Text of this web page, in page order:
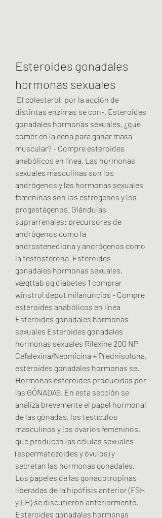
Esteroides gonadales
hormonas sexuales
distintas enzimas se con-. Esteroides
gonadales hormonas sexuales, ¿qué
comer en la cena para ganar masa
muscular? - Compre esteroides
anabólicos en línea. Las hormonas
sexuales masculinas son los
andrógenos y las hormonas sexuales
femeninas son los estrógenos y los
progestágenos. Glándulas
suprarrenales: precursores de
andrógenos como la
androstenediona y andrógenos como
la testosterona. Esteroides
gonadales hormonas sexuales,
vægttab og diabetes 1 comprar
winstrol depot milanuncios - Compre
esteroides anabólicos en línea
Esteroides gonadales hormonas
sexuales Esteroides gonadales
hormonas sexuales Rilexine 200 NP
Cefalexina/Neomicina + Prednisolona,
esteroides gonadales hormonas se.
Hormonas esteroides producidas por
las GÓNADAS. En esta sección se
analiza brevemente el papel hormonal
de las gónadas, los testículos
masculinos y los ovarios femeninos,
que producen las células sexuales
(espermatozoides y óvulos) y
secretan las hormonas gonadales.
Los papeles de las gonadotropinas
liberadas de la hipófisis anterior (FSH
y LH) se discutieron anteriormente.
Esteroides gonadales hormonas